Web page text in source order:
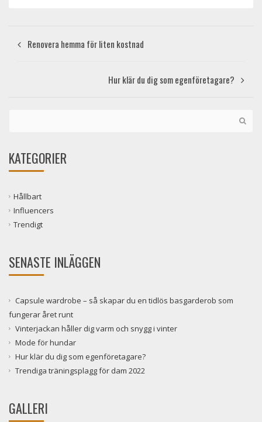
Renovera hemma för liten kostnad
Hur klär du dig som egenföretagare?
KATEGORIER
Hållbart
Influencers
Trendigt
SENASTE INLÄGGEN
Capsule wardrobe – så skapar du en tidlös basgarderob som
fungerar året runt
Vinterjackan håller dig varm och snygg i vinter
Mode för hundar
Hur klär du dig som egenföretagare?
Trendiga träningsplagg för dam 2022
GALLERI